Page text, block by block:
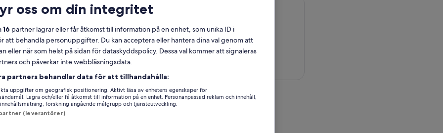
Gratis avbokning
11 tim 30 min
Kupong på
mobilen
Bekräftas direkt
Upphämtning från
utvalda hotell
Njut av utsikten från världsarvscentret i Pirin
National Park
Njut av naturen vid Pirinbergen, en
Aktivitetsplats
oss om din integritet
16 partner lagrar eller får åtkomst till information på en enhet, som unika ID i
att behandla personuppgifter. Du kan acceptera eller hantera dina val genom att
eller när som helst på sidan för dataskyddspolicy. Dessa val kommer att signaleras
och påverkar inte webbläsningsdata.
partners behandlar data för att tillhandahålla:
uppgifter om geografisk positionering. Aktivt läsa av enhetens egenskaper för
Lagra och/eller få åtkomst till information på en enhet. Personanpassad reklam och innehåll,
forskning angående målgrupp och tjänsteutveckling.
(leverantörer)